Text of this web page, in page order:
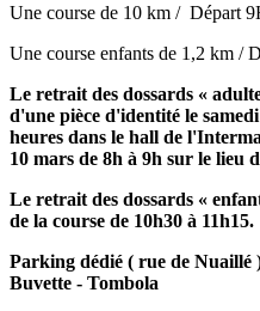
Une course de 10 km / Départ
Une course enfants de 1,2 km /
Le retrait des dossards «
d'une pièce d'identité le
heures dans le hall de
10 mars de 8h à 9h sur le lieu
Le retrait des dossards «
de la course de 10h30 à 11h15.
Parking dédié ( rue de Nuaillé
Buvette - Tombola